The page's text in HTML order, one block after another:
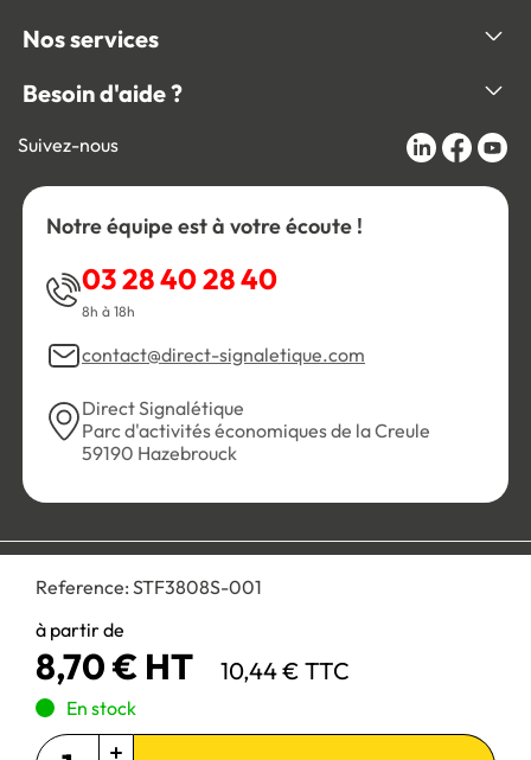
Reference: STF3808S-001
à partir de
8,70 € HT 10,44 € TTC
En stock
Nos services
Besoin d'aide ?
Suivez-nous
Notre équipe est à votre écoute !
03 28 40 28 40
8h à 18h
contact@direct-signaletique.com
Direct Signalétique
Parc d'activités économiques de la Creule
59190 Hazebrouck
Personnaliser les cookies
Paiement 100% sécurisé :